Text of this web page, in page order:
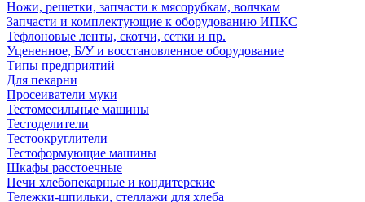
Ножи, решетки, запчасти к мясорубкам, волчкам
Запчасти и комплектующие к оборудованию ИПКС
Тефлоновые ленты, скотчи, сетки и пр.
Уцененное, Б/У и восстановленное оборудование
Типы предприятий
Для пекарни
Просеиватели муки
Тестомесильные машины
Тестоделители
Тестоокруглители
Тестоформующие машины
Шкафы расстоечные
Печи хлебопекарные и кондитерские
Тележки-шпильки, стеллажи для хлеба